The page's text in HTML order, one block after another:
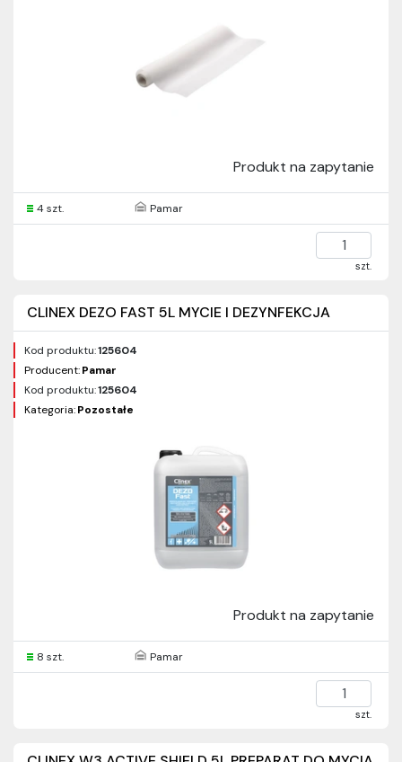
Produkt na zapytanie
4 szt. Pamar
szt.
CLINEX DEZO FAST 5L MYCIE I DEZYNFEKCJA
Kod produktu:125604
Producent:Pamar
Kod produktu:125604
Kategoria:Pozostałe
Produkt na zapytanie
8 szt. Pamar
szt.